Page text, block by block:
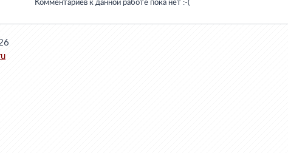
Комментариев к данной работе пока нет :-(